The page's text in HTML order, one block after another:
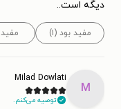
دیگه است..
مفید بود (۱)
M
Milad Dowlati
توصیه می‌کنم.